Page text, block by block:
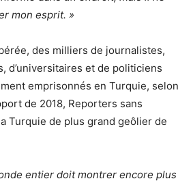
mon esprit. »
des milliers de journalistes,
d’universitaires et de politiciens
emprisonnés en Turquie, selon
de 2018, Reporters sans
Turquie de plus grand geôlier de
entier doit montrer encore plus